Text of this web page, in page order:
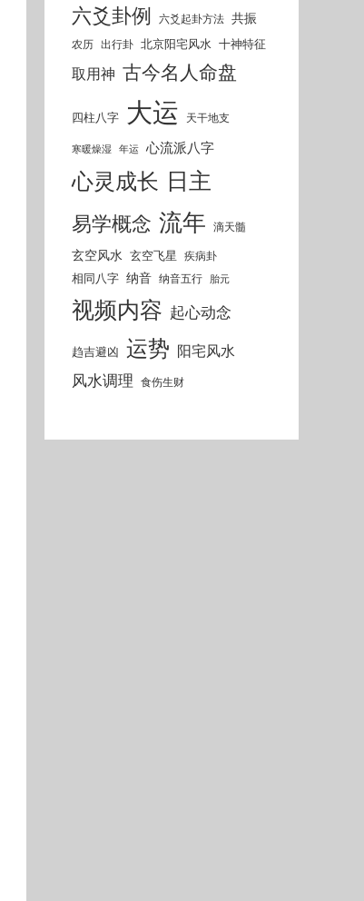
六爻卦例 六爻起卦方法 共振
农历 出行卦 北京阳宅风水 十神特征
取用神 古今名人命盘
四柱八字 大运 天干地支
寒暖燥湿 年运 心流派八字
心灵成长 日主
易学概念 流年 滴天髓
玄空风水 玄空飞星 疾病卦
相同八字 纳音 纳音五行 胎元
视频内容 起心动念
趋吉避凶 运势 阳宅风水
风水调理 食伤生财